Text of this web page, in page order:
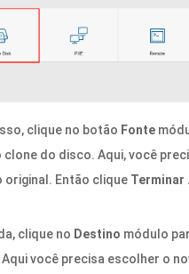
clique no botão Fonte
clone do disco. Aqui, você
original. Então clique Terminar .
clique no Destino módulo
você precisa escolher o